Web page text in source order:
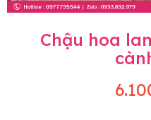
Chậu hoa